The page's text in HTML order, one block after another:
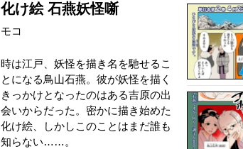
化け絵 石燕妖怪噺
モコ
時は江戸、妖怪を描き名を馳せるこ
とになる鳥山石燕。彼が妖怪を描く
きっかけとなったのはある吉原の出
会いからだった。密かに描き始めた
化け絵、しかしこのことはまだ誰も
知らない……。